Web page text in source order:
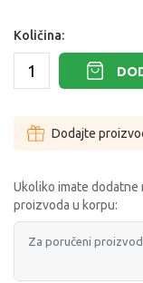
Količina:
Dodajte
Ukoliko imate dodatne
proizvoda u korpu: